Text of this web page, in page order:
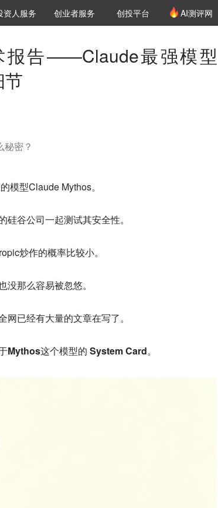
投资机构库
机构职位推介
资人服务 创投氪堂
创业者服务 创投平台 AI测评网
报告——Claude最强模型
密？
模型Claude Mythos。
谷公司一起测试其安全性。
炒作的概率比较小。
那么容易被忽悠。
已经有大量的文章在写了。
Mythos这个模型的 System Card。